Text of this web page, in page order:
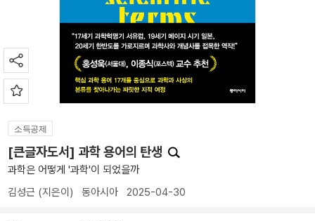
소득공제
[큰글자도서] 과학 용어의 탄생
과학은 어떻게 '과학'이 되었을까
김성근 (지은이) 동아시아 2025-04-30